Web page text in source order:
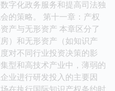
字化政务服务和提高司法独
的策略。 第十一章：产权
产与无形资产 本章区分了
）和无形资产（如知识产
对不同行业投资决策的影
型和高技术产业中，薄弱的
业进行研发投入的主要因